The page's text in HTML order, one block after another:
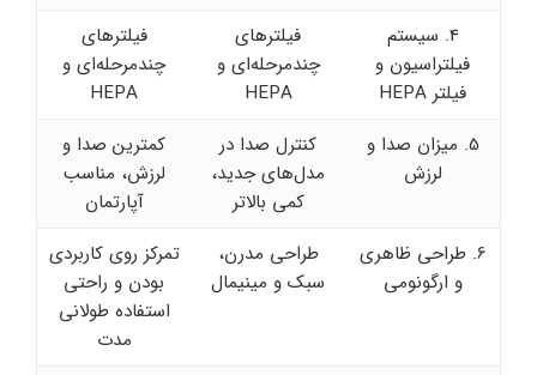
4. سیستم
فیلتراسیون و
فیلتر HEPA
فیلترهای
چندمرحله‌ای و
HEPA
فیلترهای
چندمرحله‌ای و
HEPA
5. میزان صدا و
لرزش
کنترل صدا در
مدل‌های جدید،
کمی بالاتر
کمترین صدا و
لرزش، مناسب
آپارتمان
6. طراحی ظاهری
و ارگونومی
طراحی مدرن،
سبک و مینیمال
تمرکز روی کاربردی
بودن و راحتی
استفاده طولانی
مدت